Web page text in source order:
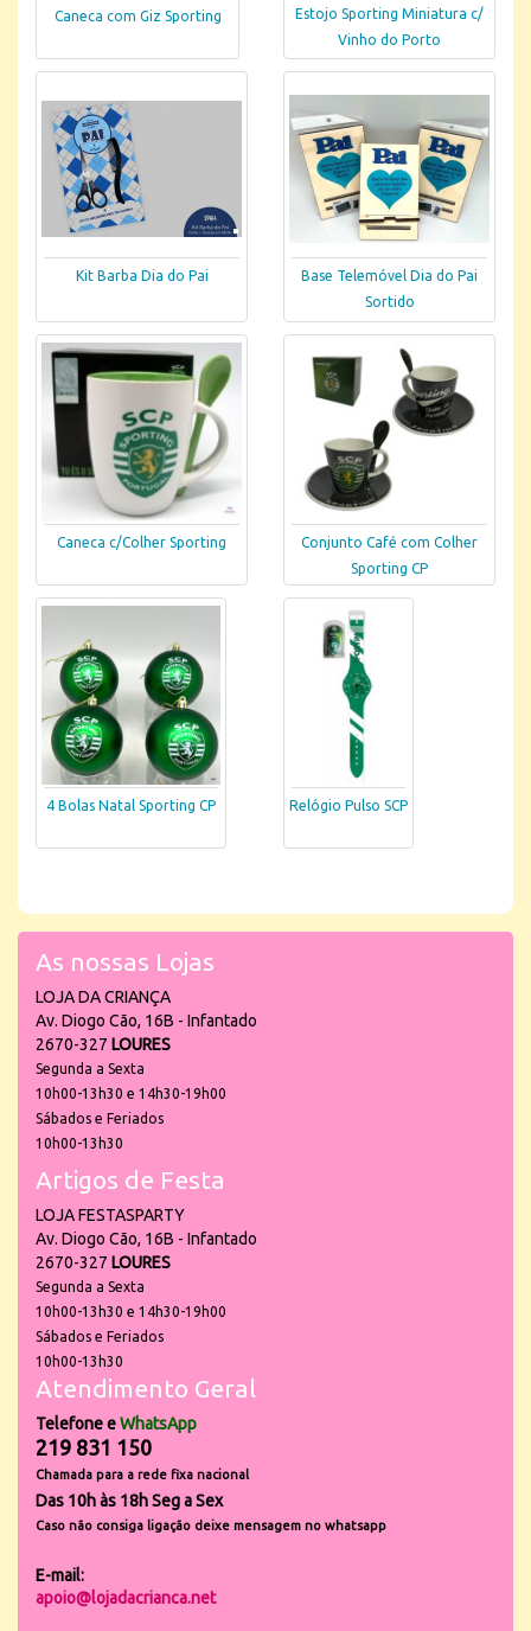
Caneca com Giz Sporting
Estojo Sporting Miniatura c/
Vinho do Porto
Kit Barba Dia do Pai
Base Telemóvel Dia do Pai
Sortido
Caneca c/Colher Sporting
Conjunto Café com Colher
Sporting CP
4 Bolas Natal Sporting CP Relógio Pulso SCP
As nossas Lojas
LOJA DA CRIANÇA
Av. Diogo Cão, 16B - Infantado
2670-327 LOURES
Segunda a Sexta
10h00-13h30 e 14h30-19h00
Sábados e Feriados
10h00-13h30
Artigos de Festa
LOJA FESTASPARTY
Av. Diogo Cão, 16B - Infantado
2670-327 LOURES
Segunda a Sexta
10h00-13h30 e 14h30-19h00
Sábados e Feriados
10h00-13h30
Atendimento Geral
Telefone eWhatsApp
219 831 150
Chamada para a rede fixa nacional
Das 10h às 18h Seg a Sex
Caso não consiga ligação deixe mensagem no whatsapp
E-mail:
apoio@lojadacrianca.net